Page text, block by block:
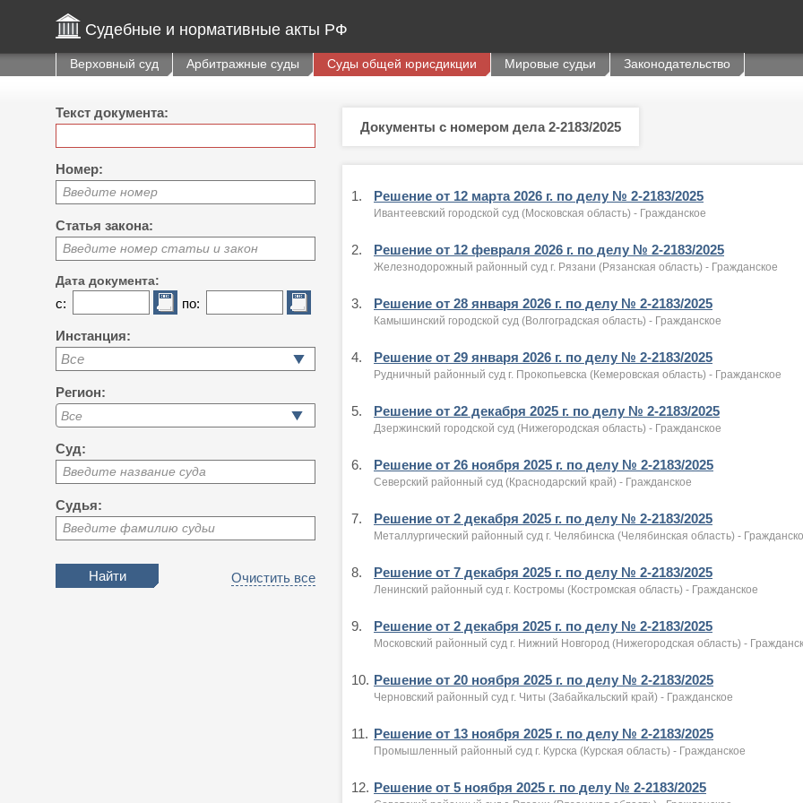
Судебные и нормативные акты РФ
Верховный суд Арбитражные суды Суды общей юрисдикции Мировые судьи Законодательство
Текст документа:
Номер:
Введите номер
Статья закона:
Введите номер статьи и закон
Дата документа:
с: по:
Инстанция:
Все
Регион:
Суд:
Введите название суда
Судья:
Введите фамилию судьи
Очистить все
Документы с номером дела 2-2183/2025
1. Решение от 12 марта 2026 г. по делу № 2-2183/2025
Ивантеевский городской суд (Московская область) - Гражданское
2. Решение от 12 февраля 2026 г. по делу № 2-2183/2025
Железнодорожный районный суд г. Рязани (Рязанская область) - Гражданское
3. Решение от 28 января 2026 г. по делу № 2-2183/2025
Камышинский городской суд (Волгоградская область) - Гражданское
4. Решение от 29 января 2026 г. по делу № 2-2183/2025
Рудничный районный суд г. Прокопьевска (Кемеровская область) - Гражданское
5. Решение от 22 декабря 2025 г. по делу № 2-2183/2025
Дзержинский городской суд (Нижегородская область) - Гражданское
6. Решение от 26 ноября 2025 г. по делу № 2-2183/2025
Северский районный суд (Краснодарский край) - Гражданское
7. Решение от 2 декабря 2025 г. по делу № 2-2183/2025
Металлургический районный суд г. Челябинска (Челябинская область) -
8. Решение от 7 декабря 2025 г. по делу № 2-2183/2025
Ленинский районный суд г. Костромы (Костромская область) - Гражданское
9. Решение от 2 декабря 2025 г. по делу № 2-2183/2025
Московский районный суд г. Нижний Новгород (Нижегородская область) -
10. Решение от 20 ноября 2025 г. по делу № 2-2183/2025
Черновский районный суд г. Читы (Забайкальский край) - Гражданское
11. Решение от 13 ноября 2025 г. по делу № 2-2183/2025
Промышленный районный суд г. Курска (Курская область) - Гражданское
12. Решение от 5 ноября 2025 г. по делу № 2-2183/2025